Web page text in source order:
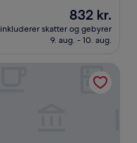
Prisen
er
832 kr.
832 kr.
inkluderer skatter og gebyrer
9. aug. - 10. aug.